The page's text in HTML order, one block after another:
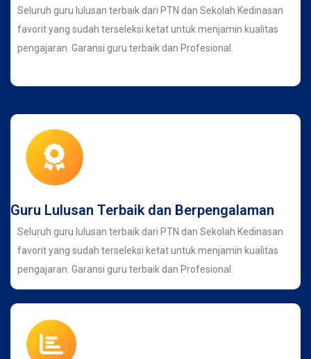
Seluruh guru lulusan terbaik dari PTN dan Sekolah Kedinasan
favorit yang sudah terseleksi ketat untuk menjamin kualitas
pengajaran. Garansi guru terbaik dan Profesional.
Guru Lulusan Terbaik dan Berpengalaman
Seluruh guru lulusan terbaik dari PTN dan Sekolah Kedinasan
favorit yang sudah terseleksi ketat untuk menjamin kualitas
pengajaran. Garansi guru terbaik dan Profesional.